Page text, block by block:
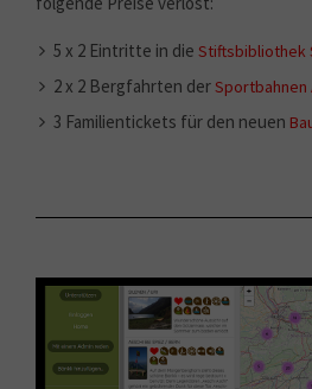
5 x 2 Eintritte in dieStiftsbibliothek
2 x 2 Bergfahrten derSportbahnen
3 Familientickets für den neuen